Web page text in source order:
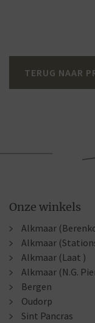
TERUG NAAR
Onze winkels
Alkmaar
Alkmaar
Alkmaar (Laat )
Alkmaar (N.G.
Bergen
Oudorp
Sint Pancras